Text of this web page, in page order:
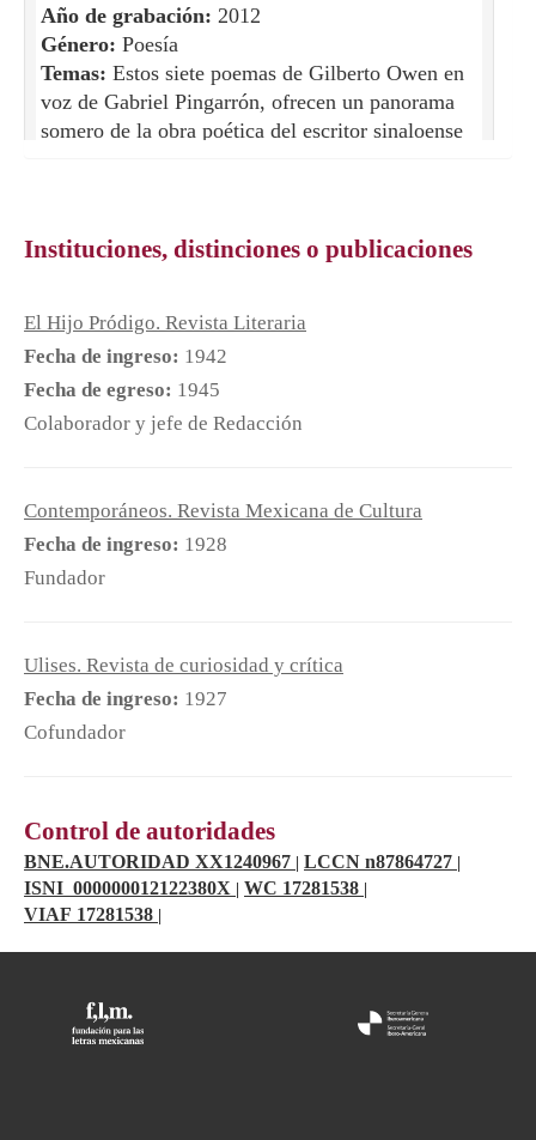
Año de grabación: 2012
Género: Poesía
Temas: Estos siete poemas de Gilberto Owen en
voz de Gabriel Pingarrón, ofrecen un panorama
somero de la obra poética del escritor sinaloense
mexicana del siglo XX, los poemas que se
emblemático de la obra de Owen. Gilberto Owen
(Rosario, Sinaloa, 1905-Filadelfia, Estados
Unidos, 1952) poeta, narrador y dramaturgo
desempeñó diversos cargos diplomáticos en
obra de Owen, al igual que la del resto de los
artistas del grupo Contemporáneos, se caracterizó
por la exploración en temas universales, el
alejamiento de la estética nacionalista y la
del Teatro Ulises, involucrándose en la
traducción, la dirección y la actuación de las
obras que se presentaban en compañía de
colaboración musical de Gustavo Rivero Weber.
Instituciones, distinciones o publicaciones
El Hijo Pródigo. Revista Literaria
Fecha de ingreso: 1942
Fecha de egreso: 1945
Colaborador y jefe de Redacción
Contemporáneos. Revista Mexicana de Cultura
Fecha de ingreso: 1928
Fundador
Ulises. Revista de curiosidad y crítica
Fecha de ingreso: 1927
Cofundador
Control de autoridades
BNE.AUTORIDAD XX1240967 LCCN n87864727
ISNI 000000012122380X WC 17281538
VIAF 17281538